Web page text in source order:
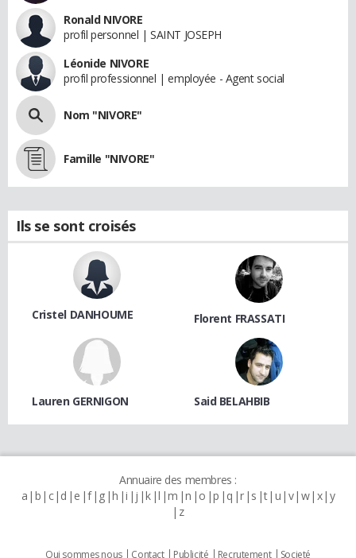
Ronald NIVORE
profil personnel | SAINT JOSEPH
Léonide NIVORE
profil professionnel | employée - Agent social
Nom "NIVORE"
Famille "NIVORE"
Ils se sont croisés
Cristel DANHOUME Florent FRASSATI
Lauren GERNIGON Said BELAHBIB
Annuaire des membres :
a b c d e f g h i j k l m n o p q r s t u v w x y
z
Qui sommes nous Contact Publicité Recrutement Societé